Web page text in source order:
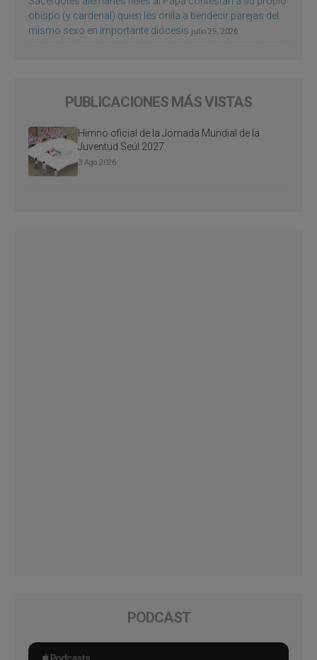
obispo (y cardenal) quien les orilla a bendecir parejas del
mismo sexo en importante diócesis julio 25, 2026
PUBLICACIONES MÁS VISTAS
Himno oficial de la Jornada Mundial de la
Juventud Seúl 2027
3 Ago 2026
PODCAST